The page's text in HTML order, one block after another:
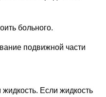
больного.
подвижной части
Если жидкость